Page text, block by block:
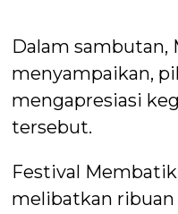
Dalam sambutan,
menyampaikan,
mengapresiasi
tersebut.
Festival
melibatkan